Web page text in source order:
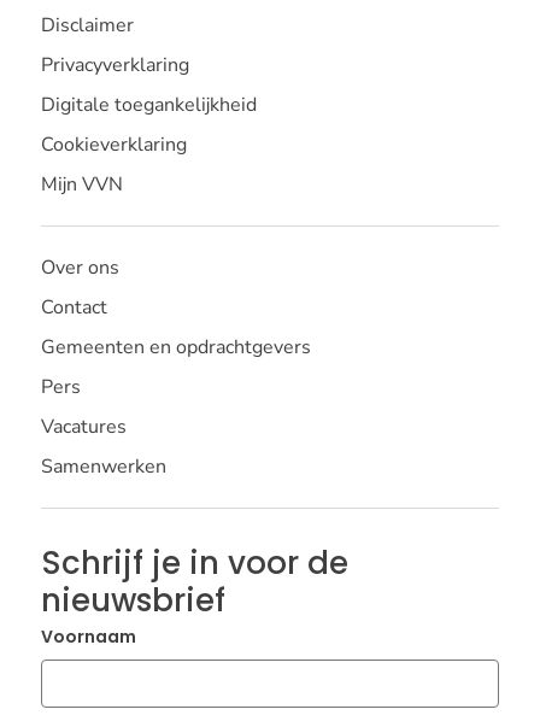
Disclaimer
Privacyverklaring
Digitale toegankelijkheid
Cookieverklaring
Mijn VVN
Over ons
Contact
Gemeenten en opdrachtgevers
Pers
Vacatures
Samenwerken
Schrijf je in voor de
nieuwsbrief
Voornaam